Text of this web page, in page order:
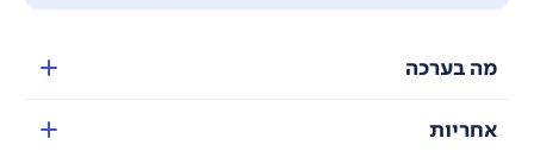
מה בערכה
אחריות